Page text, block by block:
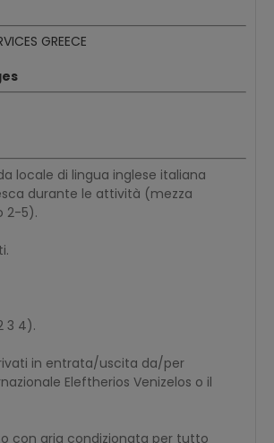
GREECE
locale di lingua inglese italiana
durante le attività (mezza
2-5).
3 4).
in entrata/uscita da/per
Eleftherios Venizelos o il
con aria condizionata per tutto